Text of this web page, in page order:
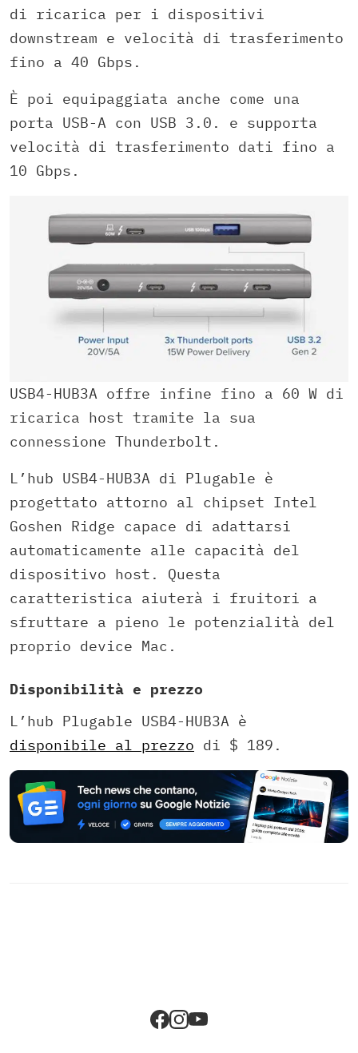
di ricarica per i dispositivi
downstream e velocità di trasferimento
fino a 40 Gbps.
È poi equipaggiata anche come una
porta USB-A con USB 3.0. e supporta
velocità di trasferimento dati fino a
10 Gbps.
USB4-HUB3A offre infine fino a 60 W di
ricarica host tramite la sua
connessione Thunderbolt.
L’hub USB4-HUB3A di Plugable è
progettato attorno al chipset Intel
Goshen Ridge capace di adattarsi
automaticamente alle capacità del
dispositivo host. Questa
caratteristica aiuterà i fruitori a
sfruttare a pieno le potenzialità del
proprio device Mac.
Disponibilità e prezzo
L’hub Plugable USB4-HUB3A è
disponibile al prezzo di $ 189.